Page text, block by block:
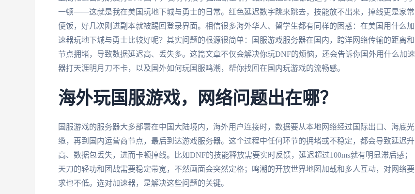
一顿——这就是我在美国玩地下城与勇士的日常。红色延迟数字跳来跳去，技能放不出来，掉线更是家常
便饭，好几次刚进副本就被踢回登录界面。相信很多海外华人、留学生都有同样的困惑：在美国用什么加
速器玩地下城与勇士比较好呢？其实问题的根源很简单：国服游戏服务器在国内，跨洋网络传输的距离和
节点拥堵，导致数据延迟高、丢失多。这篇文章不仅会解决你玩DNF的烦恼，还会告诉你国外用什么加速
器打天涯明月刀不卡，以及国外如何玩国服鸣潮，帮你找回在国内玩游戏的流畅感。
海外玩国服游戏，网络问题出在哪？
国服游戏的服务器大多部署在中国大陆境内，海外用户连接时，数据要从本地网络经过国际出口、海底光
缆，再到国内运营商节点，最后到达游戏服务器。这个过程中任何环节的拥堵或不稳定，都会导致延迟升
高、数据包丢失，进而卡顿掉线。比如DNF的技能释放需要实时反馈，延迟超过100ms就有明显滞后感；
天刀的轻功和团战需要稳定带宽，不然画面会突然定格；鸣潮的开放世界地图加载和多人互动，对网络要
求也不低。选对加速器，是解决这些问题的关键。